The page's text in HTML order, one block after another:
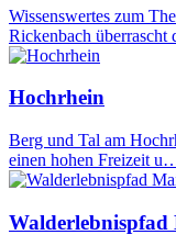
Wissenswertes zum
Rickenbach
Hochrhein
Berg und Tal am
einen hohen Freizeit
Walderlebnispfad